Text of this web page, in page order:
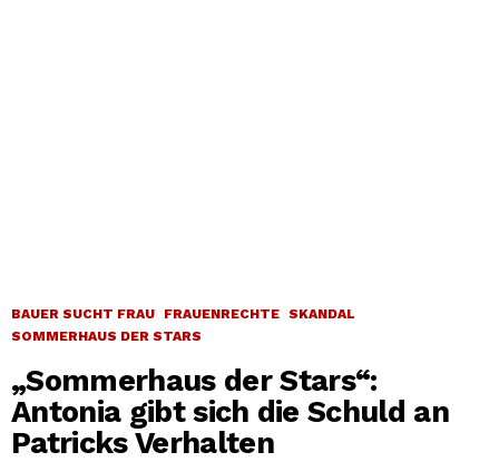
BAUER SUCHT FRAU FRAUENRECHTE SKANDAL
SOMMERHAUS DER STARS
„Sommerhaus der Stars“:
Antonia gibt sich die Schuld an
Patricks Verhalten